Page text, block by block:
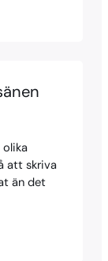
att skriva
än det